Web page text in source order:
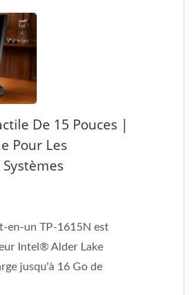
De 15 Pouces |
Pour Les
en-un TP-1615N est
Intel® Alder Lake
jusqu'à 16 Go de